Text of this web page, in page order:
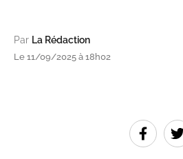
Par La Rédaction
Le 11/09/2025 à 18h02